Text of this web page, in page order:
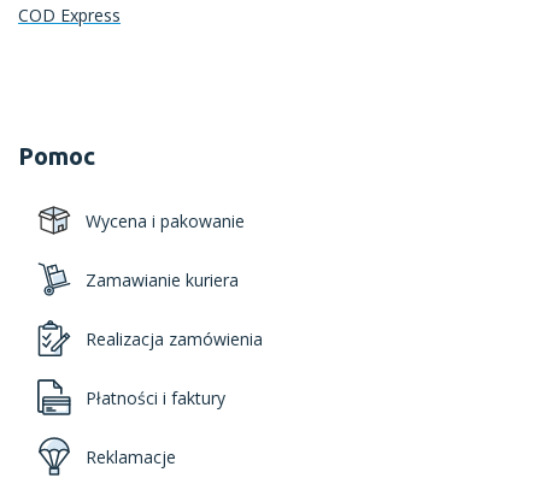
Pomoc
Wycena i pakowanie
Zamawianie kuriera
Realizacja zamówienia
Płatności i faktury
Reklamacje
COD Express